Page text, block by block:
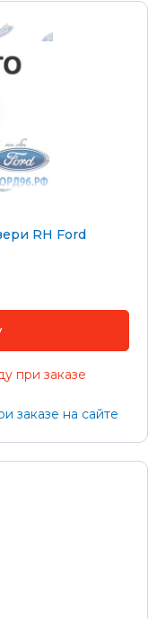
RH Ford
при заказе
заказе на сайте